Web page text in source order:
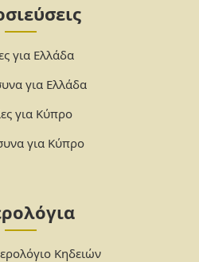
για Ελλάδα
για Ελλάδα
για Κύπρο
για Κύπρο
Κηδειών